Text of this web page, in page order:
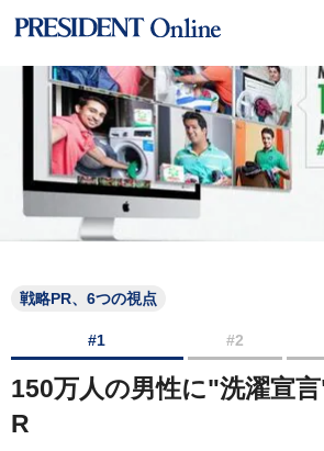
戦略PR、6つの視点
#1 #2
150万人の男性に"洗濯宣
R